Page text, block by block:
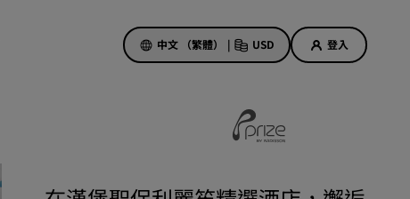
中文 （繁體） | USD 登入